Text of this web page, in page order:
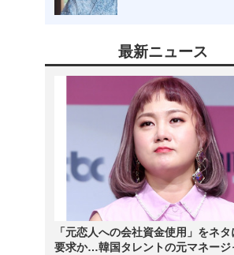
最新ニュース
「元恋人への会社資金使用」をネ
要求か…韓国タレントの元マネージ